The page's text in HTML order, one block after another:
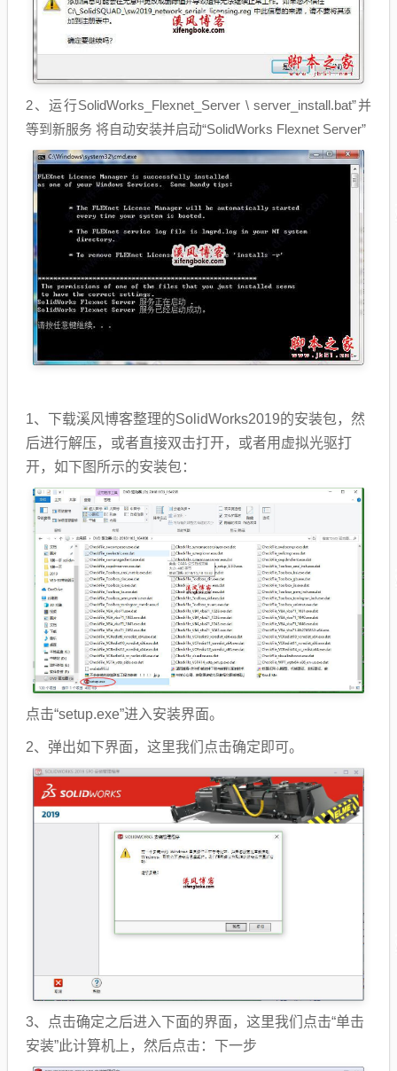
2、运行SolidWorks_Flexnet_Server \ server_install.bat”并
等到新服务 将自动安装并启动“SolidWorks Flexnet Server”
1、下载溪风博客整理的SolidWorks2019的安装包，然
后进行解压，或者直接双击打开，或者用虚拟光驱打
开，如下图所示的安装包：
点击“setup.exe”进入安装界面。
2、弹出如下界面，这里我们点击确定即可。
3、点击确定之后进入下面的界面，这里我们点击“单击
安装”此计算机上，然后点击：下一步